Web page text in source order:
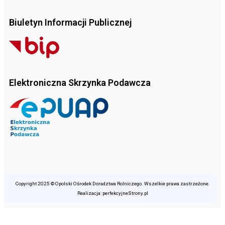
Biuletyn Informacji Publicznej
Elektroniczna Skrzynka Podawcza
Copyright 2025 © Opolski Ośrodek Doradztwa Rolniczego. Wszelkie prawa zastrzeżone.
Realizacja: perfekcyjneStrony.pl